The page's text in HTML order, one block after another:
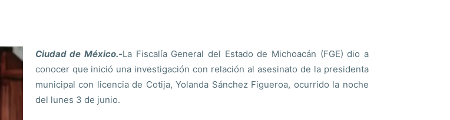
Ciudad de México.-La Fiscalía General del Estado de Michoacán (FGE) dio a
conocer que inició una investigación con relación al asesinato de la presidenta
municipal con licencia de Cotija, Yolanda Sánchez Figueroa, ocurrido la noche
del lunes 3 de junio.